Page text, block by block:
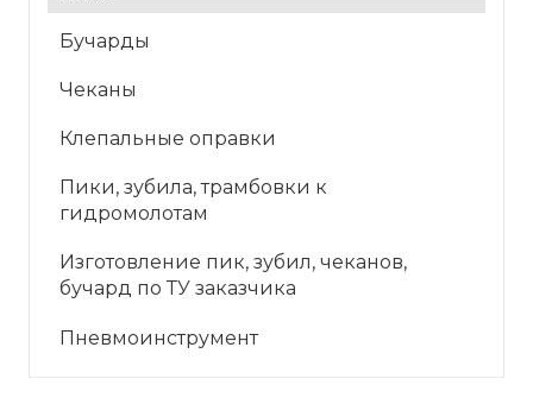
Бучарды
Чеканы
Клепальные оправки
Пики, зубила, трамбовки к
гидромолотам
Изготовление пик, зубил, чеканов,
бучард по ТУ заказчика
Пневмоинструмент